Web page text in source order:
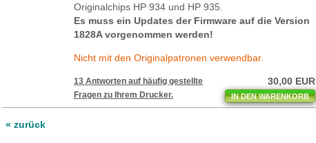
Originalchips HP 934 und HP 935.
Es muss ein Updates der Firmware auf die Version
1828A vorgenommen werden!
Nicht mit den Originalpatronen verwendbar.
13 Antworten auf häufig gestellte
Fragen zu Ihrem Drucker.
30,00 EUR
IN DEN WARENKORB
« zurück